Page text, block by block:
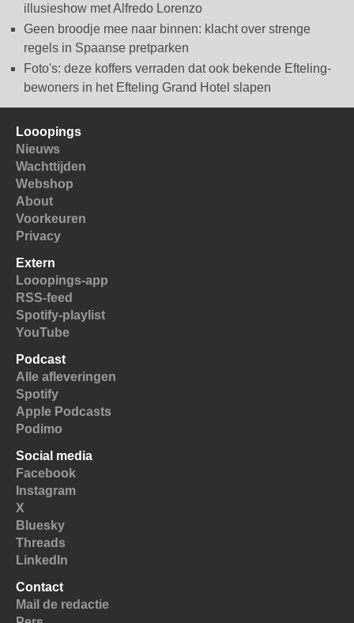
illusieshow met Alfredo Lorenzo
Geen broodje mee naar binnen: klacht over strenge
regels in Spaanse pretparken
Foto's: deze koffers verraden dat ook bekende Efteling-
bewoners in het Efteling Grand Hotel slapen
Looopings
Nieuws
Wachttijden
Webshop
About
Voorkeuren
Privacy
Extern
Looopings-app
RSS-feed
Spotify-playlist
YouTube
Podcast
Alle afleveringen
Spotify
Apple Podcasts
Podimo
Social media
Facebook
Instagram
X
Bluesky
Threads
LinkedIn
Contact
Mail de redactie